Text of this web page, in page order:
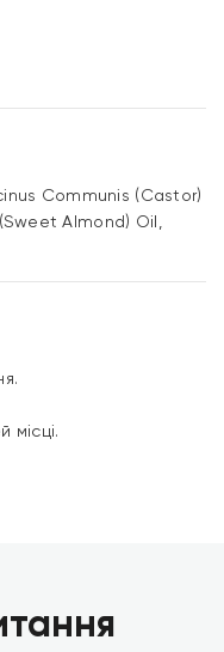
Communis (Castor)
Almond) Oil,
місці.